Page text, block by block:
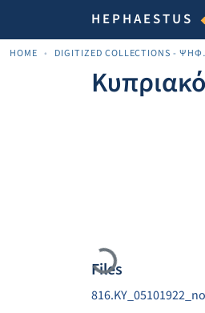
HEPHAESTUS
HOME
Loading...
Files